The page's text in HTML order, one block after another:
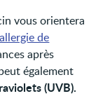
vous orientera
allergie de
après
également
(UVB).